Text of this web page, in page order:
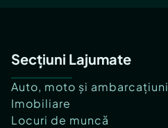
Secțiuni Lajumate
Auto, moto și ambarcațiuni
Imobiliare
Locuri de muncă